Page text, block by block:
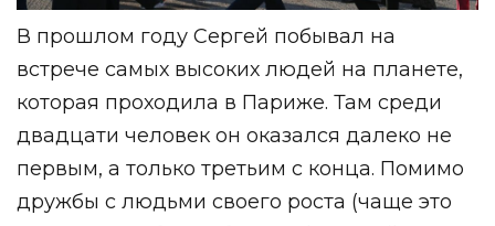
В прошлом году Сергей побывал на
встрече самых высоких людей на планете,
которая проходила в Париже. Там среди
двадцати человек он оказался далеко не
первым, а только третьим с конца. Помимо
дружбы с людьми своего роста (чаще это